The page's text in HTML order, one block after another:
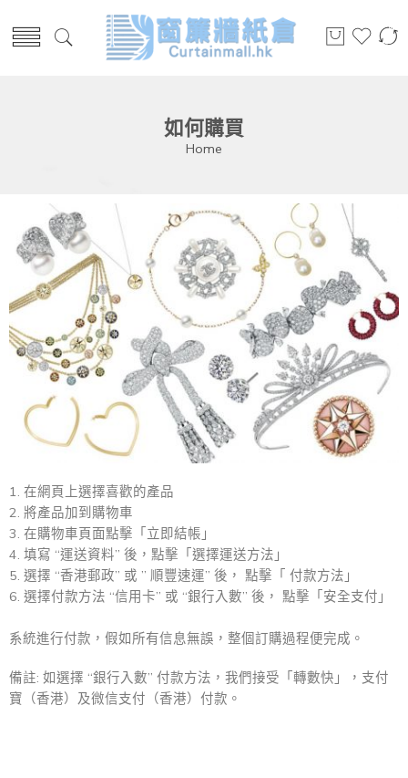
如何購買
Home
1. 在網頁上選擇喜歡的產品
2. 將產品加到購物車
3. 在購物車頁面點擊「立即結帳」
4. 填寫 “運送資料” 後，點擊「選擇運送方法」
5. 選擇 “香港郵政” 或 ” 順豐速運” 後， 點擊「 付款方法」
6. 選擇付款方法 “信用卡” 或 “銀行入數” 後， 點擊「安全支付」
系統進行付款，假如所有信息無誤，整個訂購過程便完成。
備註: 如選擇 “銀行入數” 付款方法，我們接受「轉數快」，支付
寶（香港）及微信支付（香港）付款。